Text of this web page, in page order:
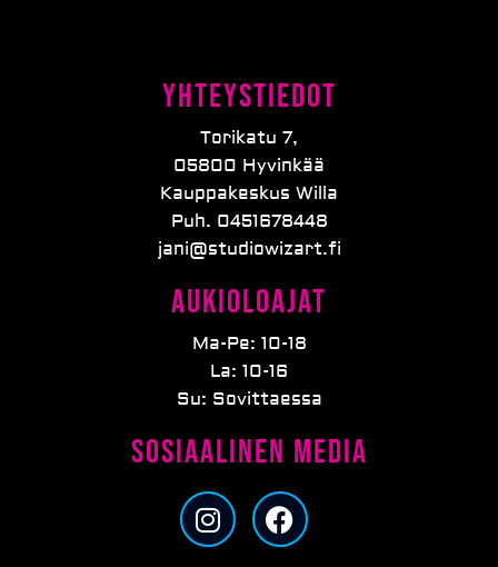
Yhteystiedot
Torikatu 7,
05800 Hyvinkää
Kauppakeskus Willa
Puh. 0451678448
jani@studiowizart.fi
Aukioloajat
Ma-Pe: 10-18
La: 10-16
Su: Sovittaessa
Sosiaalinen media
I
n
F
a